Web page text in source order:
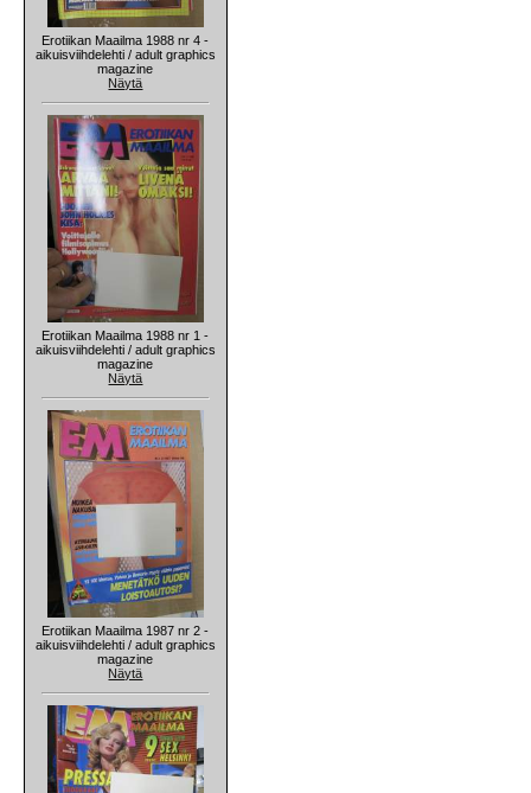
Erotiikan Maailma 1988 nr 4 -
aikuisviihdelehti / adult graphics
magazine
Näytä
Erotiikan Maailma 1988 nr 1 -
aikuisviihdelehti / adult graphics
magazine
Näytä
Erotiikan Maailma 1987 nr 2 -
aikuisviihdelehti / adult graphics
magazine
Näytä